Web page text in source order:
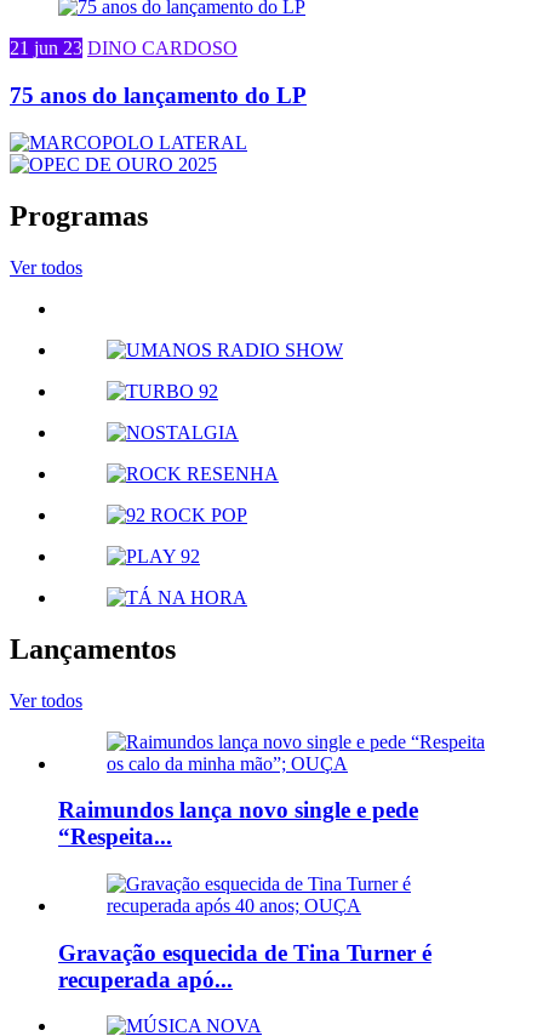
21 jun 23 DINO CARDOSO
75 anos do lançamento do LP
Programas
Ver todos
Lançamentos
Ver todos
Raimundos lança novo single e pede
“Respeita...
Gravação esquecida de Tina Turner é
recuperada apó...